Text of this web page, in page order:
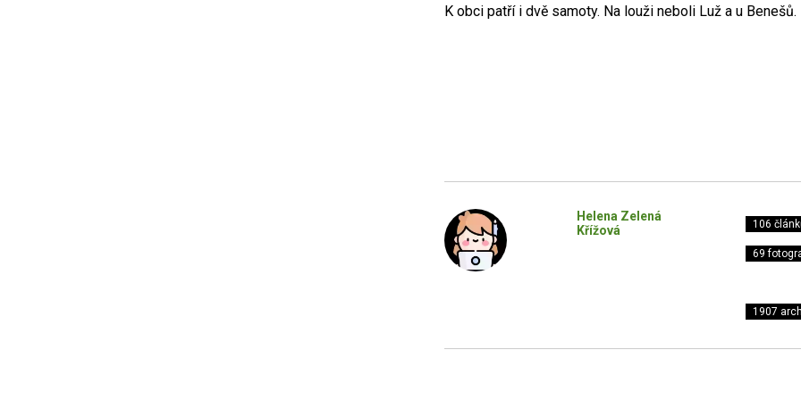
K obci patří i dvě samoty. Na louži neboli Luž a u Benešů.
Helena Zelená
Křížová
106
69
1907